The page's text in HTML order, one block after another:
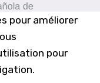
pour améliorer
pour